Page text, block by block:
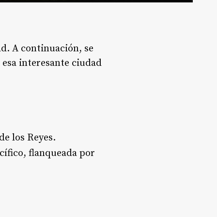
A continuación, se
interesante ciudad
los Reyes.
flanqueada por